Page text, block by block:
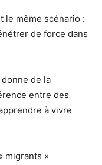
de la
entre des
à vivre
migrants »